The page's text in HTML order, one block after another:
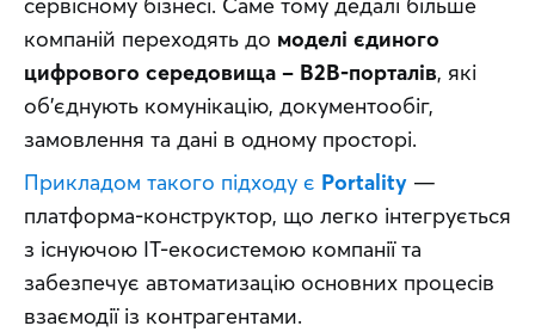
сервісному бізнесі. Саме тому дедалі більше
компаній переходять до моделі єдиного
цифрового середовища – B2B-порталів, які
об’єднують комунікацію, документообіг,
замовлення та дані в одному просторі.
Прикладом такого підходу є Portality —
платформа-конструктор, що легко інтегрується
з існуючою ІТ-екосистемою компанії та
забезпечує автоматизацію основних процесів
взаємодії із контрагентами.